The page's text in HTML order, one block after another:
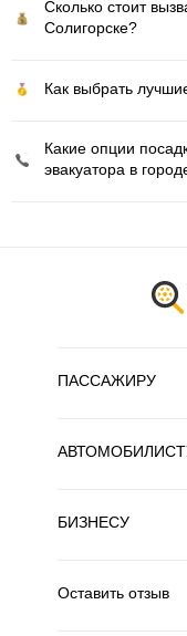
Сколько стоит
Солигорске?
Как выбрать
Какие опции
эвакуатора в
ПАССАЖИРУ
БИЗНЕСУ
Оставить отзыв